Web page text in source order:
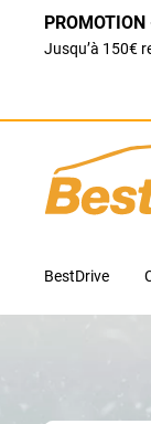
Jusqu’à 150€
BestDrive